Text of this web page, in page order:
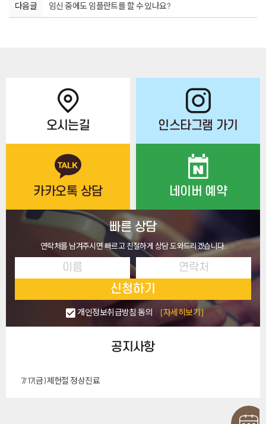
다음글 임신 중에도 임플란트를 할 수 있나요?
공지사항
7/17(금) 제헌절 정상진료
오시는길 인스타그램 가기
카카오톡 상담 네이버 예약
빠른 상담
연락처를 남겨주시면 빠르고 친절하게 상담 도와드리겠습니다.
신청하기
개인정보취급방침 동의 [자세히보기]